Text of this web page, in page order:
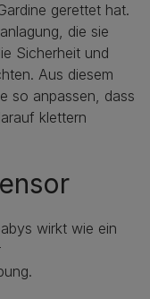
gerettet hat.
die sie
Sicherheit und
Aus diesem
so anpassen, dass
klettern
wirkt wie ein